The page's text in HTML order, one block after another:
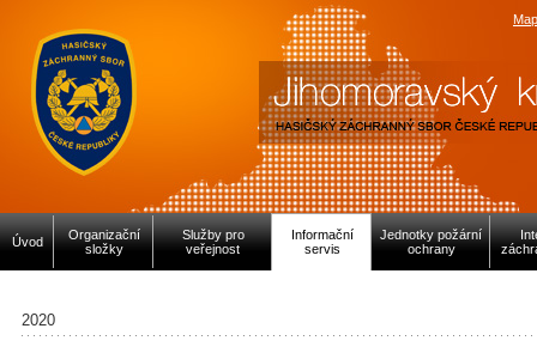
Úvod
Organizační
složky
Služby pro
veřejnost
Informační
servis
Jednotky požární
ochrany
2020